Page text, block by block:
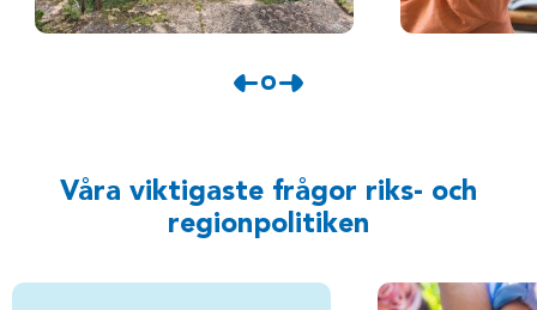
Våra viktigaste frågor riks- och
regionpolitiken